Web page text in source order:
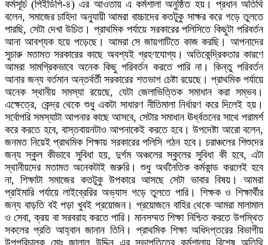
কর্মসূচি (পিইডিপি-৪) এর আওতায় এ কর্মশালা অনুষ্ঠিত হয়। প্রধান অতিথি
বলেন, সমাজের চাহিদা অনুযায়ী আমরা বাচ্চাদের কতটুকু সাক্ষর করে গড়ে তুলতে
পারছি, সেটা দেখা উচিত। প্রাথমিক পর্যায়ে সরকারের পলিসিতে কিছুটা পরিবর্তন
আনা আবশ্যক হয়ে পড়েছে। আমরা সে জায়গাটিতে কাজ করছি। আপনাদের
সুচারু মতামত সরকারের কাছে অবশ্যই গ্রহণযোগ্য। অতিকেন্দ্রিকতার কারণে
আমরা সামগ্রিকভাবে অনেক কিছু পরিবর্তন করতে পারি না। কিন্তু পরিবর্তন
আনার জন্য বর্তমান অন্তর্বর্তী সরকারের শতভাগ চেষ্টা রয়েছে। প্রাথমিক পর্যায়ে
অনেক স্থানীয় সমস্যা রয়েছে, যেটা জেলাভিত্তিক সমাধান করা সম্ভব।
এক্ষেত্রে, কেন্দ্র থেকে শুধু একটা সাধারণ নীতিমালা নির্ধারণ করে দিলেই হয়।
সর্বোপরি সমস্যাটা আপনার কাছে আসবে, সেটার সমাধান ঊর্ধ্বতনের সাথে পরামর্শ
করে করতে হবে, বাস্তবায়নটাও আপনাকেই করতে হবে। উপদেষ্টা আরো বলেন,
জনমত নিয়েই প্রাথমিক শিক্ষায় সরকারের পলিসি গঠন হবে। চরাঞ্চলের শিশুদের
জন্য স্কুল কীভাবে সুবিধা হয়, দুর্গম অঞ্চলের স্কুলের সুবিধা কী হবে, এটা
স্থানীয়দের মতামত অনেকটাই জরুরি। শুধু অর্থনৈতিক কর্মকান্ড করলেই হবে
না, শিক্ষাটা সমাজের কতটুকু উপকারে আসছে সেটা ভাবার বিষয়। আমরা
প্রাইমারি পর্যায়ে লাইব্রেরির অভ্যাস গড়ে তুলতে পারি। শিক্ষক ও শিক্ষার্থীর
জন্য বাড়তি বই পড়া খুবই প্রয়োজন। প্রয়োজনে বাহির থেকে আমরা মালামাল
ও সেবা, ক্রয় বা সরবরাহ করতে পারি। মানসম্মত শিক্ষা নিশ্চিত করতে উপস্থিত
সকলের প্রতি আহ্বান জানান তিনি। প্রাথমিক শিক্ষা অধিদপ্তরের বিভাগীয়
উপপরিচালক মোঃ জালাল উদ্দিন এর সভাপতিত্বে কর্মশালায় বিশেষ অতিথি